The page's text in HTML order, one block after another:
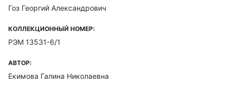
Гоз Георгий Александрович
КОЛЛЕКЦИОННЫЙ НОМЕР:
РЭМ 13531-6/1
АВТОР:
Екимова Галина Николаевна